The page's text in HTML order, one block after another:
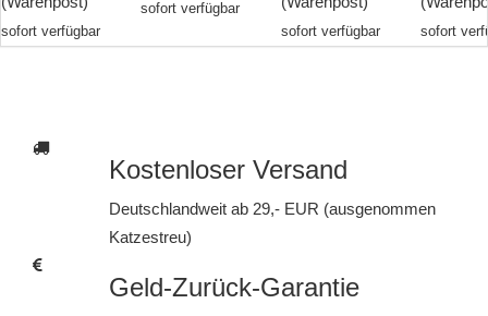
sofort verfügbar
sofort verfügbar
sofort verfügbar sofort
Kostenloser Versand
Deutschlandweit ab 29,- EUR (ausgenommen
Katzestreu)
Geld-Zurück-Garantie